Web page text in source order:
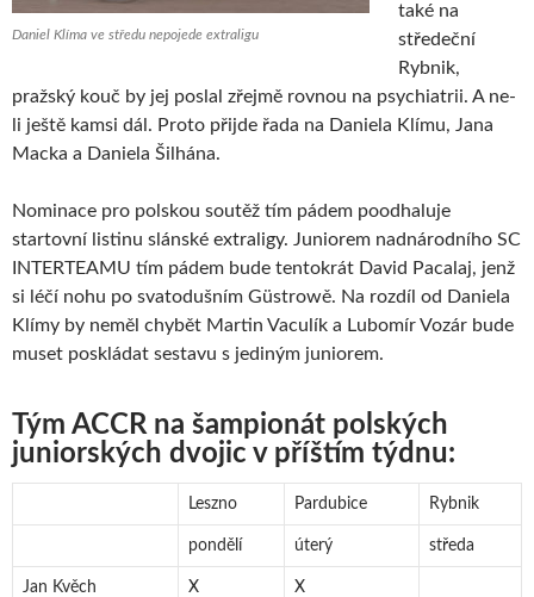
Daniel Klíma ve středu nepojede extraligu
také na
středeční
Rybnik,
pražský kouč by jej poslal zřejmě rovnou na psychiatrii. A ne-
li ještě kamsi dál. Proto přijde řada na Daniela Klímu, Jana
Macka a Daniela Šilhána.
Nominace pro polskou soutěž tím pádem poodhaluje
startovní listinu slánské extraligy. Juniorem nadnárodního SC
INTERTEAMU tím pádem bude tentokrát David Pacalaj, jenž
si léčí nohu po svatodušním Güstrowě. Na rozdíl od Daniela
Klímy by neměl chybět Martin Vaculík a Lubomír Vozár bude
muset poskládat sestavu s jediným juniorem.
Tým ACCR na šampionát polských
juniorských dvojic v příštím týdnu:
Leszno Pardubice Rybnik
pondělí úterý středa
Jan Kvěch X X